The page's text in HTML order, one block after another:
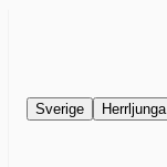
Sverige Herrljunga